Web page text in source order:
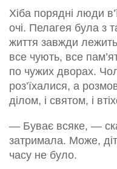
Хіба порядні люди
очі. Пелагея була з
життя завжди
все чують, все
по чужих дворах.
роз’їхалися, а
ділом, і святом, і
— Буває всяке, —
затримала. Може,
часу не було.